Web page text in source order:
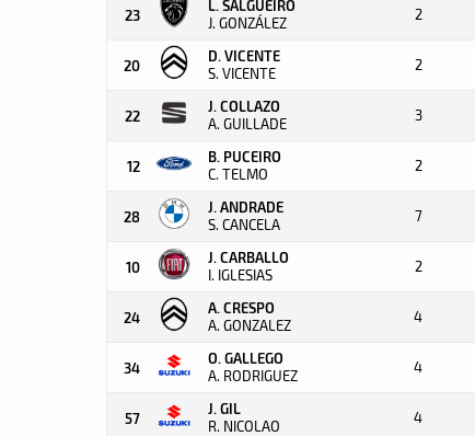
23
L. SALGUEIRO
J. GONZÁLEZ 2
20
D. VICENTE
S. VICENTE 2
22
J. COLLAZO
A. GUILLADE 3
12
B. PUCEIRO
C. TELMO 2
28
J. ANDRADE
S. CANCELA 7
10
J. CARBALLO
I. IGLESIAS 2
24
A. CRESPO
A. GONZALEZ 4
34
O. GALLEGO
A. RODRIGUEZ 4
57
J. GIL
R. NICOLAO 4